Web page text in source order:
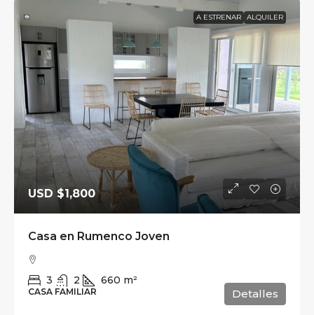
A ESTRENAR ALQUILER
USD $1,800
Casa en Rumenco Joven
3 2 660 m²
CASA FAMILIAR Detalles